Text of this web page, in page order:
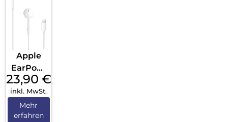
Apple
EarPods
Lightni
ng
Anschlu
ss Weiß
23,90 €
inkl. MwSt.
Mehr
erfahren